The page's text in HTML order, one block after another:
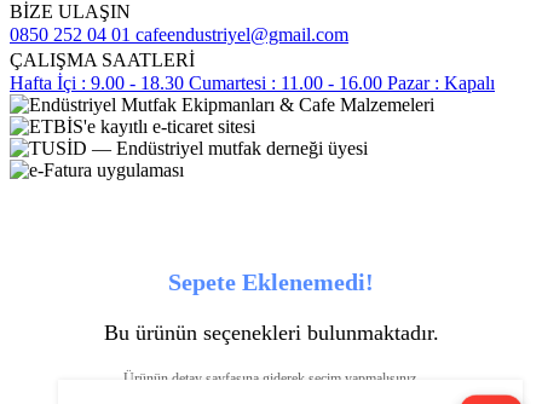
BİZE ULAŞIN
0850 252 04 01 cafeendustriyel@gmail.com
ÇALIŞMA SAATLERİ
Hafta İçi : 9.00 - 18.30 Cumartesi : 11.00 - 16.00 Pazar : Kapalı
Sepete Eklenemedi!
Bu ürünün seçenekleri bulunmaktadır.
Ürünün detay sayfasına giderek seçim yapmalısınız.